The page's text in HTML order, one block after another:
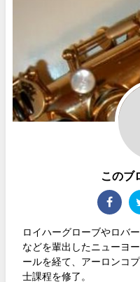
このブ
ロイハーグローブやロバ
などを輩出したニューヨ
ールを経て、アーロンコ
士課程を修了。